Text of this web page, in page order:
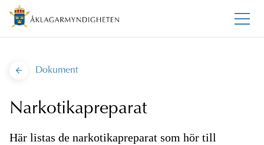
Dokument
Narkotikapreparat
Här listas de narkotikapreparat som hör till